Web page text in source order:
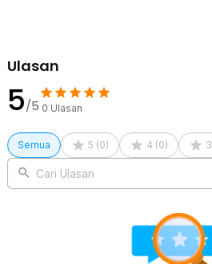
Ulasan
5/5 0 Ulasan
Semua 5 (0) 4 (0) 3
Cari Ulasan